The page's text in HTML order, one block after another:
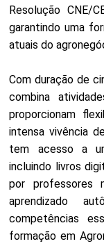
Resolução
garantindo uma
atuais do
Com duração de
combina
proporcionam
intensa vivência
tem acesso a
incluindo livros
por professores
aprendizado
competências
formação em